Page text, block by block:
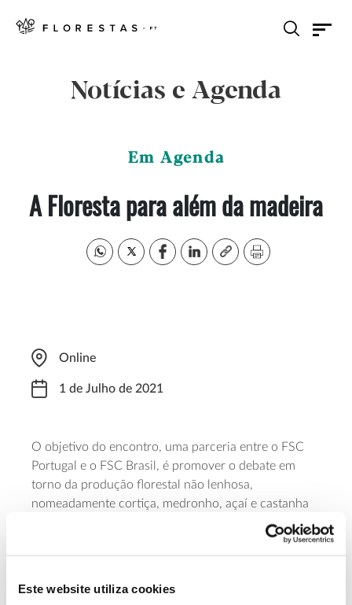
Este website utiliza cookies
Notícias e Agenda
Em Agenda
A Floresta para além da madeira
Online
1 de Julho de 2021
O objetivo do encontro, uma parceria entre o FSC
Portugal e o FSC Brasil, é promover o debate em
torno da produção florestal não lenhosa,
nomeadamente cortiça, medronho, açaí e castanha
do Brasil e incentivar as boas práticas de uma gestão
responsável. A iniciativa será transmitida pelas
14h00 (10h no Brasil) e o registo pode ser feito no